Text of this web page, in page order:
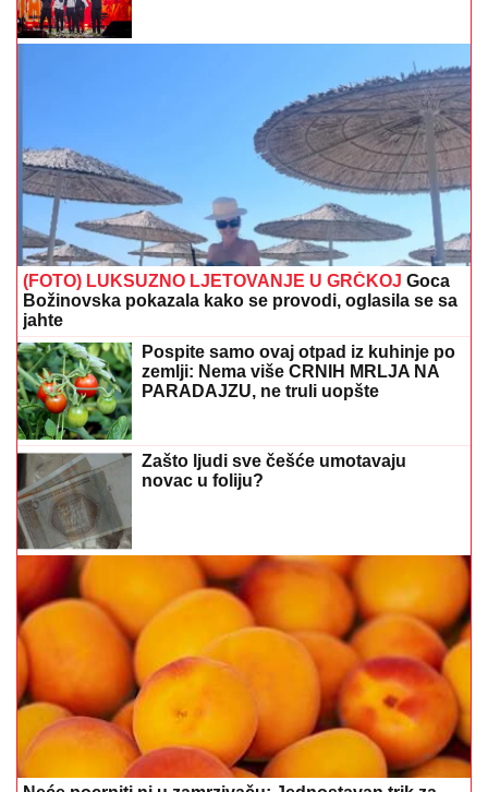
(FOTO) LUKSUZNO LJETOVANJE U GRČKOJ Goca
Božinovska pokazala kako se provodi, oglasila se sa
jahte
Pospite samo ovaj otpad iz kuhinje po
zemlji: Nema više CRNIH MRLJA NA
PARADAJZU, ne truli uopšte
Zašto ljudi sve češće umotavaju
novac u foliju?